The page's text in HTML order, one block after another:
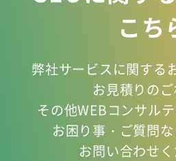
こち
弊社サービスに関する
お見積りのご
その他WEBコンサル
お困り事 ・ご質問
お問い合わせく